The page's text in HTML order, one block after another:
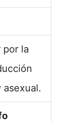
por la
asexual.